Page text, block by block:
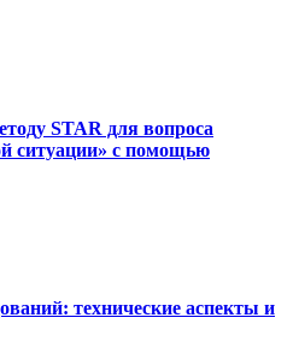
STAR для вопроса
ситуации» с помощью
технические аспекты и